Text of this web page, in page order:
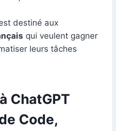
destiné aux
qui veulent gagner
leurs tâches
ChatGPT
Code,